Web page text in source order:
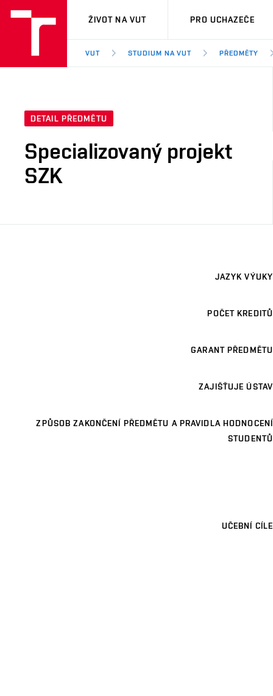
VUT
ŽIVOT NA VUT PRO UCHAZEČE
VUT STUDIUM NA VUT PŘEDMĚTY
DETAIL PŘEDMĚTU
Specializovaný projekt
SZK
JAZYK VÝUKY
POČET KREDITŮ
GARANT PŘEDMĚTU
ZAJIŠŤUJE ÚSTAV
ZPŮSOB ZAKONČENÍ PŘEDMĚTU A PRAVIDLA HODNOCENÍ
STUDENTŮ
UČEBNÍ CÍLE